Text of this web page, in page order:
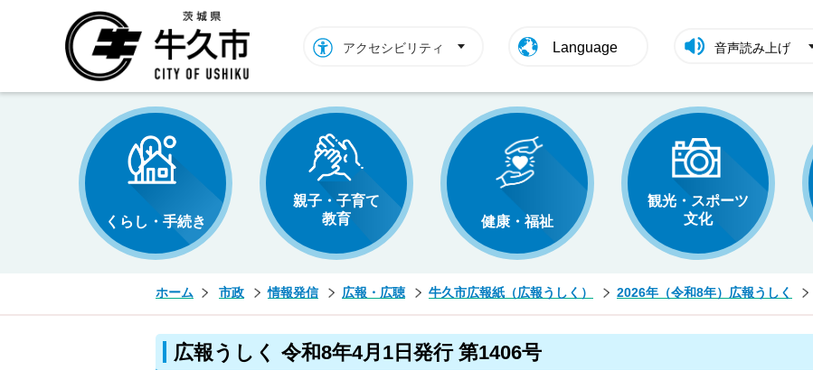
アクセシビリティ Language 音声読み上げ
くらし・手続き
親子・子育て
教育
健康・福祉
観光・スポーツ
文化
ホーム 市政 情報発信 広報・広聴 牛久市広報紙（広報うしく） 2026年（令和8年）広報うしく
広報うしく 令和8年4月1日発行 第1406号